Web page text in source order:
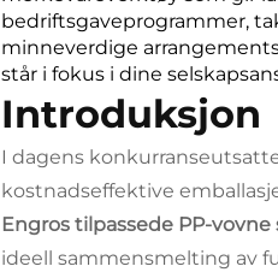
bedriftsgaveprogrammer,
minneverdige
står i fokus i dine
Introduksjon
I dagens
kostnadseffektive
Engros tilpassede PP-
ideell sammensmelting av